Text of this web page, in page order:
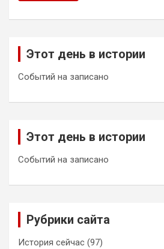
Этот день в истории
Событий на записано
Этот день в истории
Событий на записано
Рубрики сайта
История сейчас (97)